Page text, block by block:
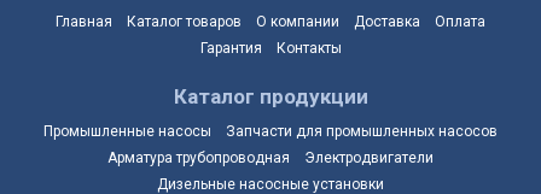
Главная Каталог товаров О компании Доставка
Оплата
Гарантия
Контакты
Каталог продукции
Промышленные насосы
Запчасти для промышленных насосов
Арматура трубопроводная
Электродвигатели
Дизельные насосные установки